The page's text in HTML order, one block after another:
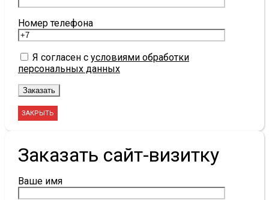
Номер телефона
Я согласен с условиями обработки
персональных данных
ЗАКРЫТЬ
Заказать сайт-визитку
Ваше имя